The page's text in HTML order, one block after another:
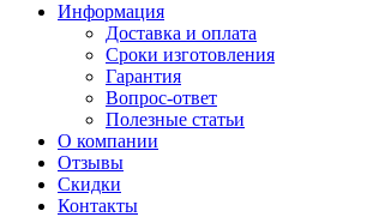
Информация
Доставка и оплата
Сроки изготовления
Гарантия
Вопрос-ответ
Полезные статьи
О компании
Отзывы
Скидки
Контакты